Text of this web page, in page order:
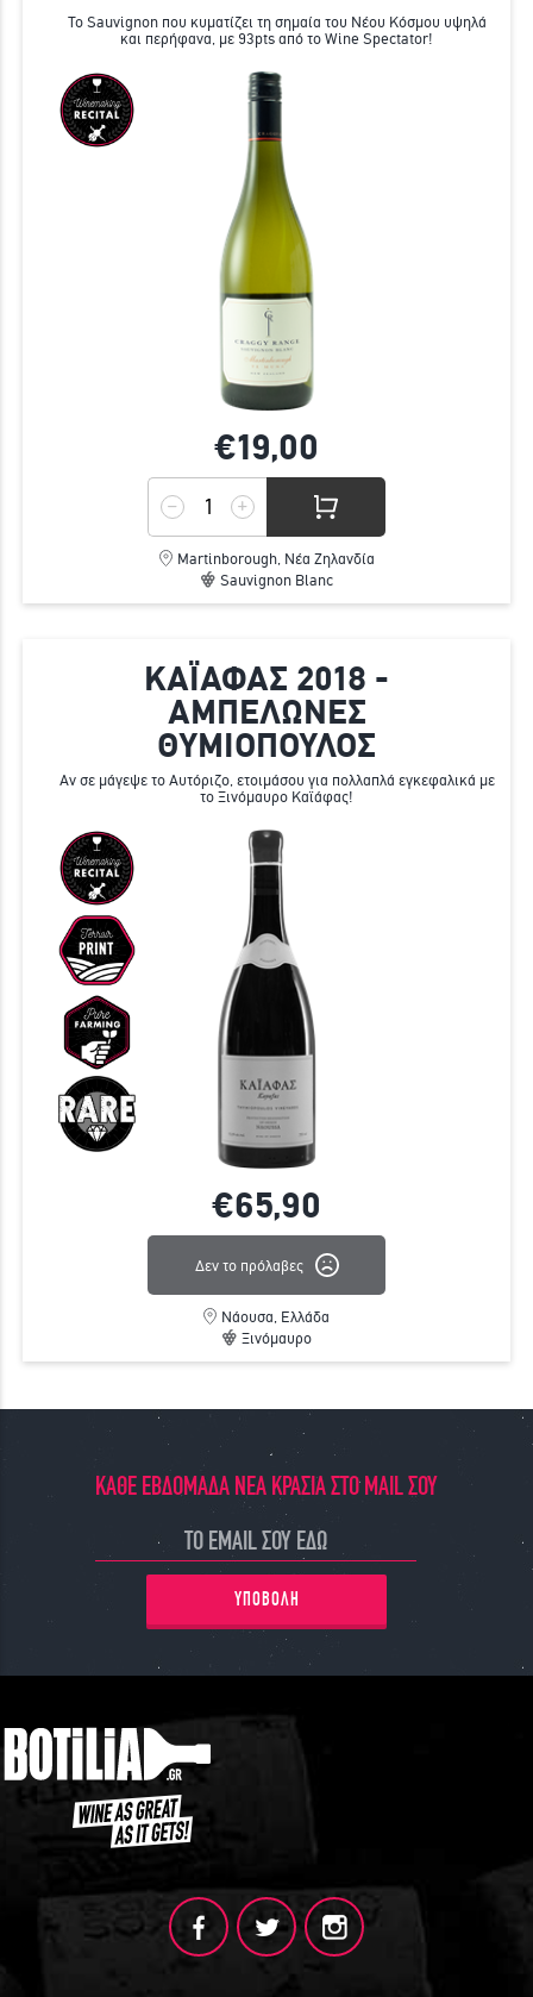
Το Sauvignon που κυματίζει τη σημαία του Νέου Κόσμου υψηλά
και περήφανα, με 93pts από το Wine Spectator!
€19,00
Martinborough, Νέα Ζηλανδία
Sauvignon Blanc
ΚΑΪΑΦΑΣ 2018 -
ΑΜΠΕΛΩΝΕΣ
ΘΥΜΙΟΠΟΥΛΟΣ
Αν σε μάγεψε το Αυτόριζο, ετοιμάσου για πολλαπλά εγκεφαλικά με
το Ξινόμαυρο Καϊάφας!
€65,90
Δεν το πρόλαβες
Νάουσα, Ελλάδα
Ξινόμαυρο
ΚΑΘΕ ΕΒΔΟΜΑΔΑ ΝΕΑ ΚΡΑΣΙΑ ΣΤΟ MAIL ΣΟΥ
ΥΠΟΒΟΛΗ